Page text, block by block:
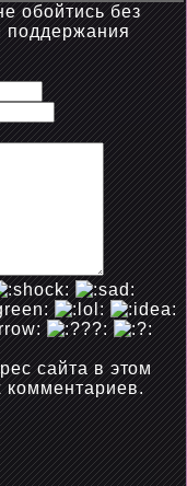
обойтись без
поддержания
сайта в этом
комментариев.